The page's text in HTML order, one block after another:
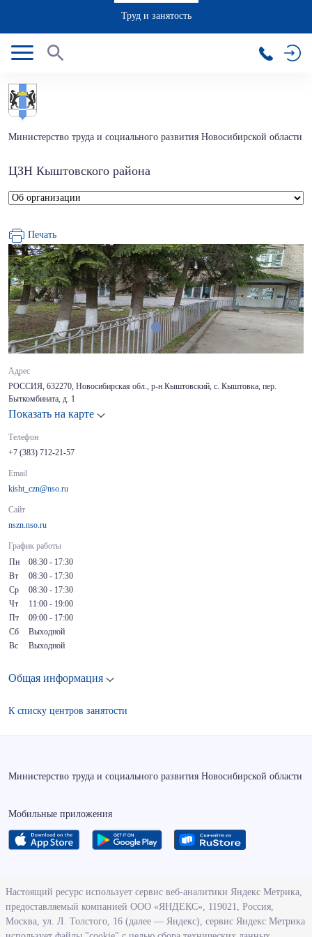
Труд и занятость
Министерство труда и социального развития Новосибирской области
ЦЗН Кыштовского района
Печать
Адрес
РОССИЯ, 632270, Новосибирская обл., р-н Кыштовский, с. Кыштовка, пер.
Быткомбината, д. 1
Показать на карте
Телефон
+7 (383) 712-21-57
Email
kisht_czn@nso.ru
Сайт
nszn.nso.ru
График работы
Пн
08:30 - 17:30
Вт
08:30 - 17:30
Ср
08:30 - 17:30
Чт
11:00 - 19:00
Пт
09:00 - 17:00
Сб
Выходной
Вс
Выходной
Общая информация
К списку центров занятости
Министерство труда и социального развития Новосибирской области
Мобильные приложения
О ведомстве
Деятельность министерства труда и социального развития
Новосибирской области
Настоящий ресурс использует сервис веб-аналитики Яндекс Метрика,
предоставляемый компанией ООО «ЯНДЕКС», 119021, Россия,
Москва, ул. Л. Толстого, 16 (далее — Яндекс), сервис Яндекс Метрика